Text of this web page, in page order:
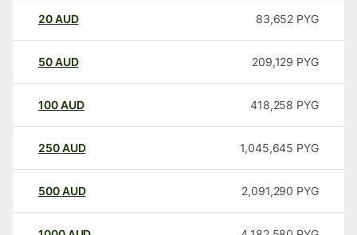
20AUD 83,652 PYG
50AUD 209,129 PYG
100AUD 418,258 PYG
250AUD 1,045,645 PYG
500AUD 2,091,290 PYG